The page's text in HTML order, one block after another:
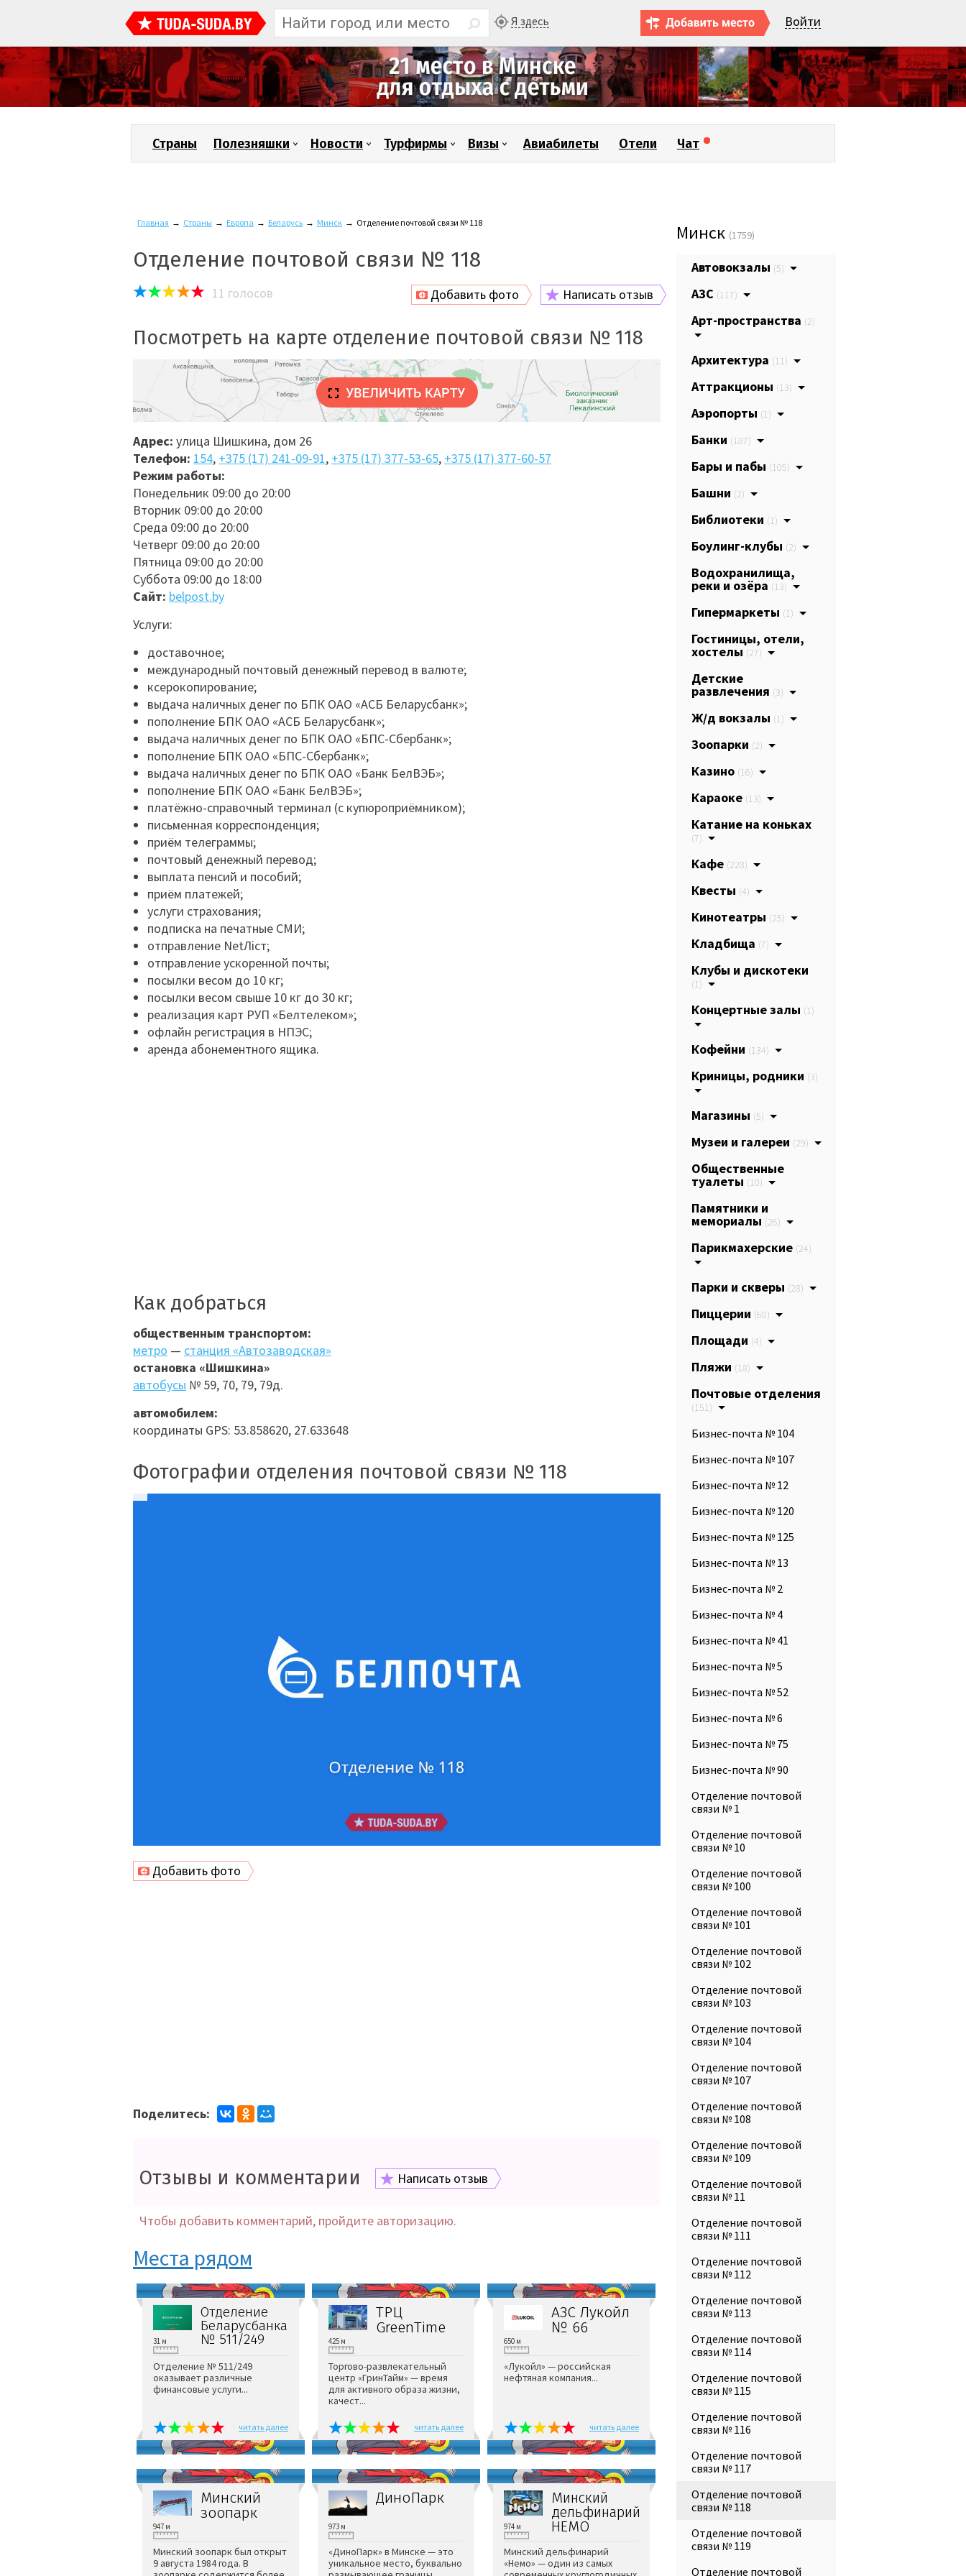
Я здесь Войти
Страны Полезняшки Новости Турфирмы Визы Авиабилеты Отели Чат
Главная → Страны → Европа → Беларусь → Минск → Отделение почтовой связи № 118
Отделение почтовой связи № 118
11 голосов Добавить фото Написать отзыв
Посмотреть на карте отделение почтовой связи № 118
Адрес: улица Шишкина, дом 26
Телефон: 154, +375 (17) 241-09-91, +375 (17) 377-53-65, +375 (17) 377-60-57
Режим работы:
Понедельник 09:00 до 20:00
Вторник 09:00 до 20:00
Среда 09:00 до 20:00
Четверг 09:00 до 20:00
Пятница 09:00 до 20:00
Суббота 09:00 до 18:00
Сайт: belpost.by
Услуги:
доставочное;
международный почтовый денежный перевод в валюте;
ксерокопирование;
выдача наличных денег по БПК ОАО «АСБ Беларусбанк»;
пополнение БПК ОАО «АСБ Беларусбанк»;
выдача наличных денег по БПК ОАО «БПС-Сбербанк»;
пополнение БПК ОАО «БПС-Сбербанк»;
выдача наличных денег по БПК ОАО «Банк БелВЭБ»;
пополнение БПК ОАО «Банк БелВЭБ»;
платёжно-справочный терминал (с купюроприёмником);
письменная корреспонденция;
приём телеграммы;
почтовый денежный перевод;
выплата пенсий и пособий;
приём платежей;
услуги страхования;
подписка на печатные СМИ;
отправление NetЛiст;
отправление ускоренной почты;
посылки весом до 10 кг;
посылки весом свыше 10 кг до 30 кг;
реализация карт РУП «Белтелеком»;
офлайн регистрация в НПЭС;
аренда абонементного ящика.
Как добраться
общественным транспортом:
метро — станция «Автозаводская»
остановка «Шишкина»
автобусы № 59, 70, 79, 79д.
автомобилем:
координаты GPS: 53.858620, 27.633648
Фотографии отделения почтовой связи № 118
Добавить фото
Поделитесь:
Отзывы и комментарии Написать отзыв
Чтобы добавить комментарий, пройдите авторизацию.
Места рядом
Отделение
Беларусбанка
№ 511/249
31 м
Отделение № 511/249
оказывает различные
финансовые услуги...
читать далее
ТРЦ
GreenTime
425 м
Торгово-развлекательный
центр «ГринТайм» — время
для активного образа жизни,
качест...
читать далее
АЗС Лукойл
№ 66
650 м
«Лукойл» — российская
нефтяная компания...
читать далее
Минский
зоопарк
947 м
Минский зоопарк был открыт
9 августа 1984 года. В
ДиноПарк
973 м
«ДиноПарк» в Минске — это
уникальное место, буквально
Минский
дельфинарий
НЕМО
974 м
Минский дельфинарий
«Немо» — один из самых
Минск (1759)
Автовокзалы (5)
АЗС (117)
Арт-пространства (2)
Архитектура (11)
Аттракционы (13)
Аэропорты (1)
Банки (187)
Бары и пабы (105)
Башни (2)
Библиотеки (1)
Боулинг-клубы (2)
Водохранилища,
реки и озёра (13)
Гипермаркеты (1)
Гостиницы, отели,
хостелы (27)
Детские
развлечения (3)
Ж/д вокзалы (1)
Зоопарки (2)
Казино (16)
Караоке (13)
Катание на коньках
(7)
Кафе (228)
Квесты (4)
Кинотеатры (25)
Кладбища (7)
Клубы и дискотеки
(1)
Концертные залы (1)
Кофейни (134)
Криницы, родники (3)
Магазины (5)
Музеи и галереи (29)
Общественные
туалеты (10)
Памятники и
мемориалы (26)
Парикмахерские (24)
Парки и скверы (28)
Пиццерии (60)
Площади (4)
Пляжи (18)
Почтовые отделения
(151)
Бизнес-почта № 104
Бизнес-почта № 107
Бизнес-почта № 12
Бизнес-почта № 120
Бизнес-почта № 125
Бизнес-почта № 13
Бизнес-почта № 2
Бизнес-почта № 4
Бизнес-почта № 41
Бизнес-почта № 5
Бизнес-почта № 52
Бизнес-почта № 6
Бизнес-почта № 75
Бизнес-почта № 90
Отделение почтовой
связи № 1
Отделение почтовой
связи № 10
Отделение почтовой
связи № 100
Отделение почтовой
связи № 101
Отделение почтовой
связи № 102
Отделение почтовой
связи № 103
Отделение почтовой
связи № 104
Отделение почтовой
связи № 107
Отделение почтовой
связи № 108
Отделение почтовой
связи № 109
Отделение почтовой
связи № 11
Отделение почтовой
связи № 111
Отделение почтовой
связи № 112
Отделение почтовой
связи № 113
Отделение почтовой
связи № 114
Отделение почтовой
связи № 115
Отделение почтовой
связи № 116
Отделение почтовой
связи № 117
Отделение почтовой
связи № 118
Отделение почтовой
связи № 119
Отделение почтовой